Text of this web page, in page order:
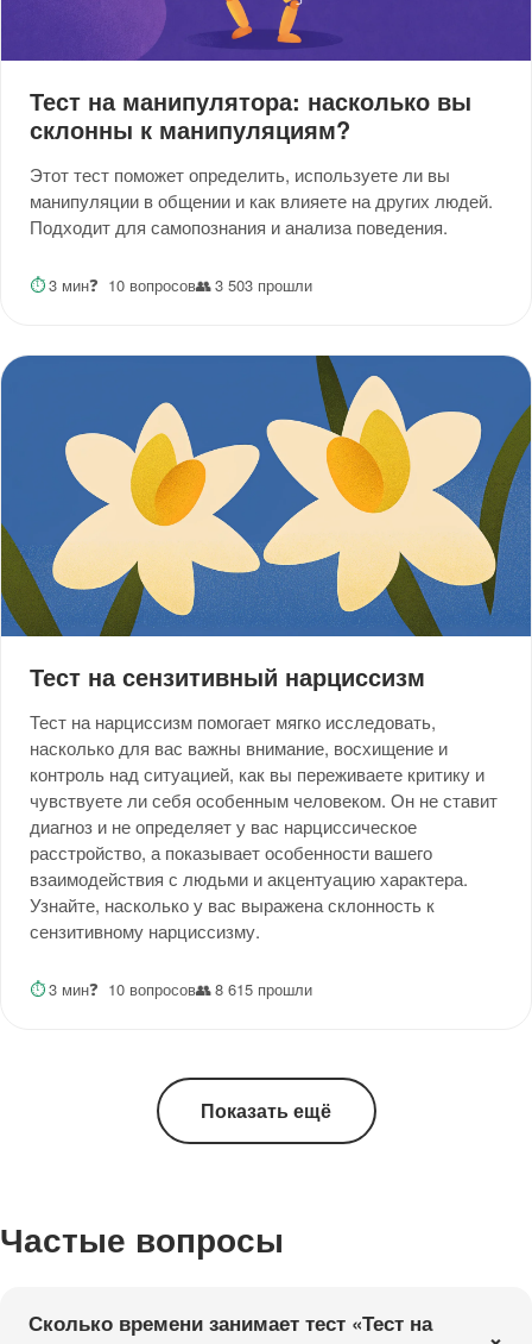
Тест на манипулятора: насколько вы
склонны к манипуляциям?
Этот тест поможет определить, используете ли вы
манипуляции в общении и как влияете на других людей.
Подходит для самопознания и анализа поведения.
⏱3 мин❓ 10 вопросов👥3 503 прошли
Тест на сензитивный нарциссизм
Тест на нарциссизм помогает мягко исследовать,
насколько для вас важны внимание, восхищение и
контроль над ситуацией, как вы переживаете критику и
чувствуете ли себя особенным человеком. Он не ставит
диагноз и не определяет у вас нарциссическое
расстройство, а показывает особенности вашего
взаимодействия с людьми и акцентуацию характера.
Узнайте, насколько у вас выражена склонность к
сензитивному нарциссизму.
⏱3 мин❓ 10 вопросов👥8 615 прошли
Показать ещё
Частые вопросы
Сколько времени занимает тест «Тест на